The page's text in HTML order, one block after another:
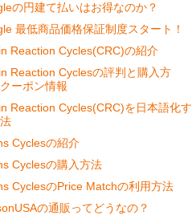
の円建て払いはお得なのか？
最低商品価格保証制度スタート！
Reaction Cycles(CRC)の紹介
Reaction Cyclesの評判と購入方
ーポン情報
Reaction Cycles(CRC)を日本語化す
Cyclesの紹介
Cyclesの購入方法
CyclesのPrice Matchの利用方法
の通販ってどうなの？